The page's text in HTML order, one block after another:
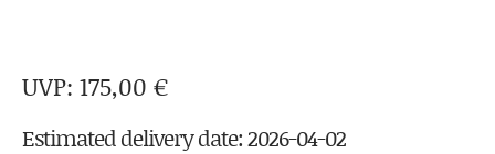
175,00 €
Estimated delivery date: 2026-04-02